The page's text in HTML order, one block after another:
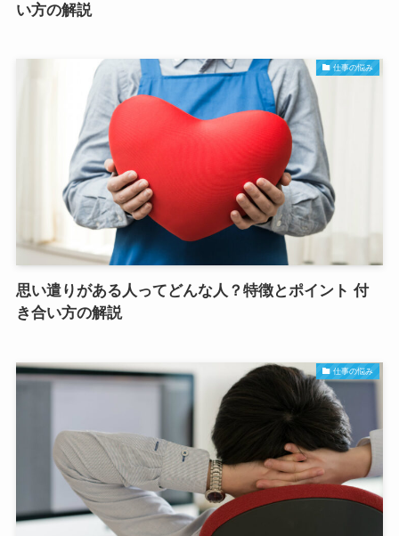
い方の解説
仕事の悩み
思い遣りがある人ってどんな人？特徴とポイント 付
き合い方の解説
仕事の悩み